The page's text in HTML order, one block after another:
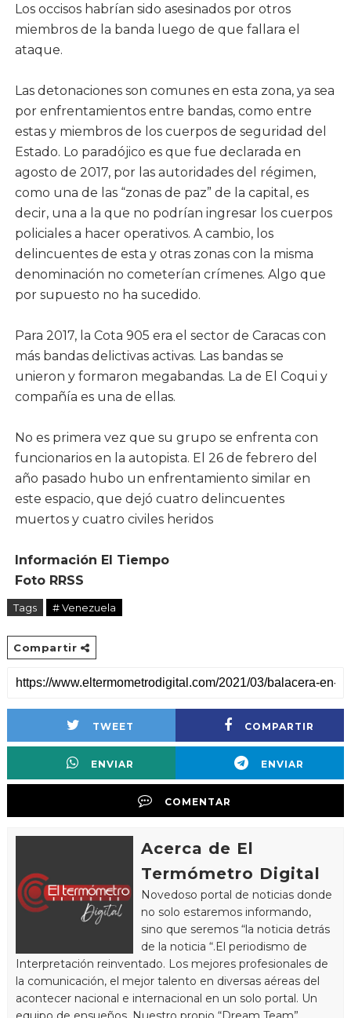
Los occisos habrían sido asesinados por otros
miembros de la banda luego de que fallara el
ataque.
Las detonaciones son comunes en esta zona, ya sea
por enfrentamientos entre bandas, como entre
estas y miembros de los cuerpos de seguridad del
Estado. Lo paradójico es que fue declarada en
agosto de 2017, por las autoridades del régimen,
como una de las “zonas de paz” de la capital, es
decir, una a la que no podrían ingresar los cuerpos
policiales a hacer operativos. A cambio, los
delincuentes de esta y otras zonas con la misma
denominación no cometerían crímenes. Algo que
por supuesto no ha sucedido.
Para 2017, la Cota 905 era el sector de Caracas con
más bandas delictivas activas. Las bandas se
unieron y formaron megabandas. La de El Coqui y
compañía es una de ellas.
No es primera vez que su grupo se enfrenta con
funcionarios en la autopista. El 26 de febrero del
año pasado hubo un enfrentamiento similar en
este espacio, que dejó cuatro delincuentes
muertos y cuatro civiles heridos
Información El Tiempo
Foto RRSS
Tags # Venezuela
Compartir
TWEET COMPARTIR
ENVIAR ENVIAR
COMENTAR
Acerca de El
Termómetro Digital
Novedoso portal de noticias donde
no solo estaremos informando,
sino que seremos “la noticia detrás
de la noticia “.El periodismo de
Interpretación reinventado. Los mejores profesionales de
la comunicación, el mejor talento en diversas aéreas del
acontecer nacional e internacional en un solo portal. Un